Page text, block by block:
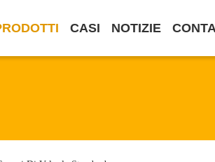
CASI NOTIZIE